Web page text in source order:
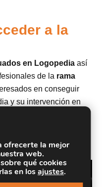
a la
en Logopedia así
de la rama
en conseguir
y su intervención en
interés para
la intervención social y
ofrecerte la mejor
web.
qué cookies
en losajustes.